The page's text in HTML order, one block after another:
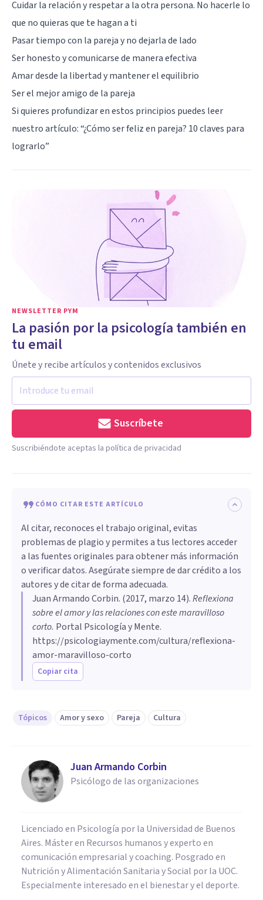
Cuidar la relación y respetar a la otra persona. No hacerle lo
que no quieras que te hagan a ti
Pasar tiempo con la pareja y no dejarla de lado
Ser honesto y comunicarse de manera efectiva
Amar desde la libertad y mantener el equilibrio
Ser el mejor amigo de la pareja
Si quieres profundizar en estos principios puedes leer
nuestro artículo: “¿Cómo ser feliz en pareja? 10 claves para
lograrlo”
NEWSLETTER PYM
La pasión por la psicología también en
tu email
Únete y recibe artículos y contenidos exclusivos
Suscríbete
Suscribiéndote aceptas la política de privacidad
CÓMO CITAR ESTE ARTÍCULO
Al citar, reconoces el trabajo original, evitas
problemas de plagio y permites a tus lectores acceder
a las fuentes originales para obtener más información
o verificar datos. Asegúrate siempre de dar crédito a los
autores y de citar de forma adecuada.
Juan Armando Corbin. (2017, marzo 14).​Reflexiona
sobre el amor y las relaciones con este maravilloso
corto. Portal Psicología y Mente.
https://psicologiaymente.com/cultura/reflexiona-
amor-maravilloso-corto
Copiar cita
Tópicos Amor y sexo Pareja Cultura
Juan Armando Corbin
Psicólogo de las organizaciones
Licenciado en Psicología por la Universidad de Buenos
Aires. Máster en Recursos humanos y experto en
comunicación empresarial y coaching. Posgrado en
Nutrición y Alimentación Sanitaria y Social por la UOC.
Especialmente interesado en el bienestar y el deporte.